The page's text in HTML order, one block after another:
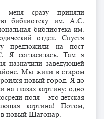
меня сразу приняли
библиотеку им. А.С.
библиотека им.
отдел. Спустя
предложили на пост
Я согласилась. Там я
назначили заведующей
Мы жили в старом
новый город. Я до
на глазах картину: одно
поля – это детская
картина! Потом,
в новый Шагонар.